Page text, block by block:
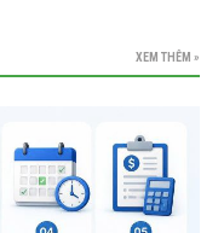
XEM THÊM »